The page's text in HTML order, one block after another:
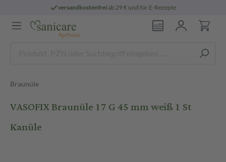
versandkostenfreiab 29 € und für E-Rezepte
Braunüle
VASOFIX Braunüle 17 G 45 mm weiß 1 St
Kanüle